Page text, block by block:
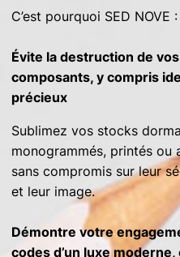
C’est pourquoi SED NOVE :
Évite la destruction de
composants, y compris
précieux
Sublimez vos stocks
monogrammés, printés ou
sans compromis sur leur
et leur image.
Démontre votre
codes d’un luxe